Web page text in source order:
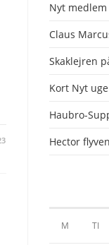
Nyt medlem
Claus
Skaklejren
Kort Nyt uge
Haubro-
Hector
M TI